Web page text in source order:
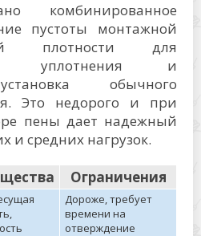
комбинированное
пустоты монтажной
плотности для
уплотнения и
обычного
Это недорого и при
пены дает надежный
и средних нагрузок.
Ограничения
Дороже, требует
времени на
отверждение